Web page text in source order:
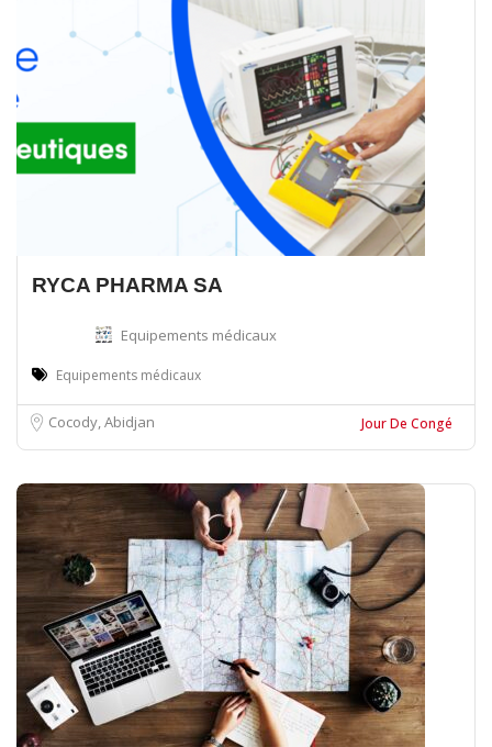
RYCA PHARMA SA
Equipements médicaux
Equipements médicaux
Cocody, Abidjan Jour De Congé